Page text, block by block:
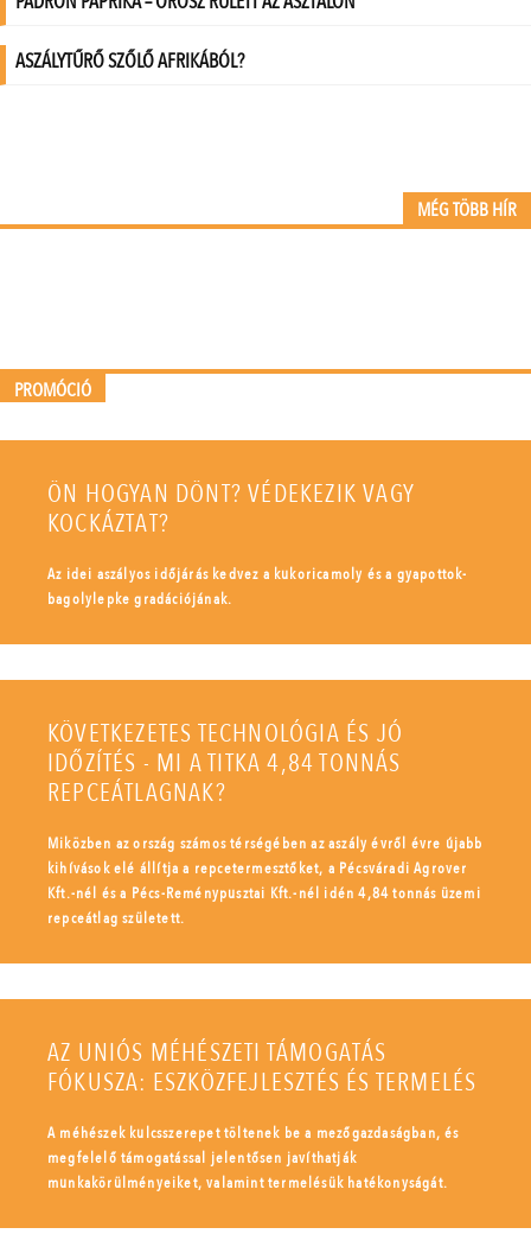
MÉG TÖBB HÍR
PROMÓCIÓ
ÖN HOGYAN DÖNT? VÉDEKEZIK VAGY
KOCKÁZTAT?
Az idei aszályos időjárás kedvez a kukoricamoly és a gyapottok-
bagolylepke gradációjának.
KÖVETKEZETES TECHNOLÓGIA ÉS JÓ
IDŐZÍTÉS - MI A TITKA 4,84 TONNÁS
REPCEÁTLAGNAK?
Miközben az ország számos térségében az aszály évről évre újabb
kihívások elé állítja a repcetermesztőket, a Pécsváradi Agrover
Kft.-nél és a Pécs-Reménypusztai Kft.-nél idén 4,84 tonnás üzemi
repceátlag született.
AZ UNIÓS MÉHÉSZETI TÁMOGATÁS
FÓKUSZA: ESZKÖZFEJLESZTÉS ÉS TERMELÉS
A méhészek kulcsszerepet töltenek be a mezőgazdaságban, és
megfelelő támogatással jelentősen javíthatják
munkakörülményeiket, valamint termelésük hatékonyságát.